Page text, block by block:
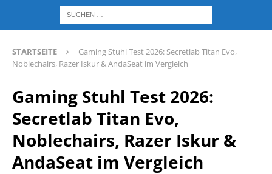
STARTSEITE
Gaming Stuhl Test 2026: Secretlab Titan Evo,
Noblechairs, Razer Iskur & AndaSeat im Vergleich
Gaming Stuhl Test 2026:
Secretlab Titan Evo,
Noblechairs, Razer Iskur &
AndaSeat im Vergleich